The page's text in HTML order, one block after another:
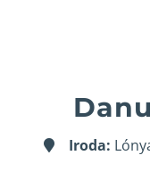
Iroda: